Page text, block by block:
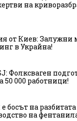
на
от Киев:
в Украйна!
Фолксваген
50 000 работници!
босът на
на